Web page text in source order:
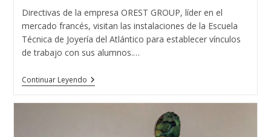
la
entrada:
Directivas de la empresa OREST GROUP, líder en el
mercado francés, visitan las instalaciones de la Escuela
Técnica de Joyería del Atlántico para establecer vínculos
de trabajo con sus alumnos.…
Continuar LeyendoVisita
De